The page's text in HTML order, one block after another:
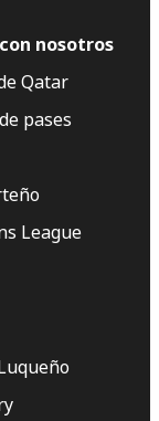
nosotros
Qatar
pases
League